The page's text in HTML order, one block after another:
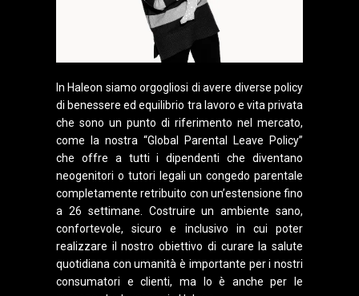
In Haleon siamo orgogliosi di avere diverse policy
di benessere ed equilibrio tra lavoro e vita privata
che sono un punto di riferimento nel mercato,
come la nostra “Global Parental Leave Policy”
che offre a tutti i dipendenti che diventano
neogenitori o tutori legali un congedo parentale
completamente retribuito con un’estensione fino
a 26 settimane. Costruire un ambiente sano,
confortevole, sicuro e inclusivo in cui poter
realizzare il nostro obiettivo di curare la salute
quotidiana con umanità è importante per i nostri
consumatori e clienti, ma lo è anche per le